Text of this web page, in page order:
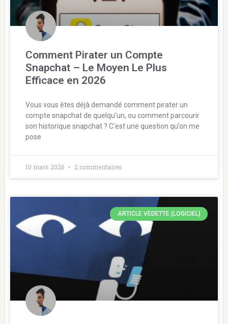
Comment Pirater un Compte
Snapchat – Le Moyen Le Plus
Efficace en 2026
Vous vous êtes déjà demandé comment pirater un
compte snapchat de quelqu’un, ou comment parcourir
son historique snapchat ? C’est une question qu’on me
pose
10 mars 2026 2 commentaires
ARTICLE VEDETTE (LOGICIEL)